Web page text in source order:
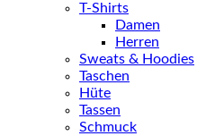
T-Shirts
Damen
Herren
Sweats & Hoodies
Taschen
Hüte
Tassen
Schmuck